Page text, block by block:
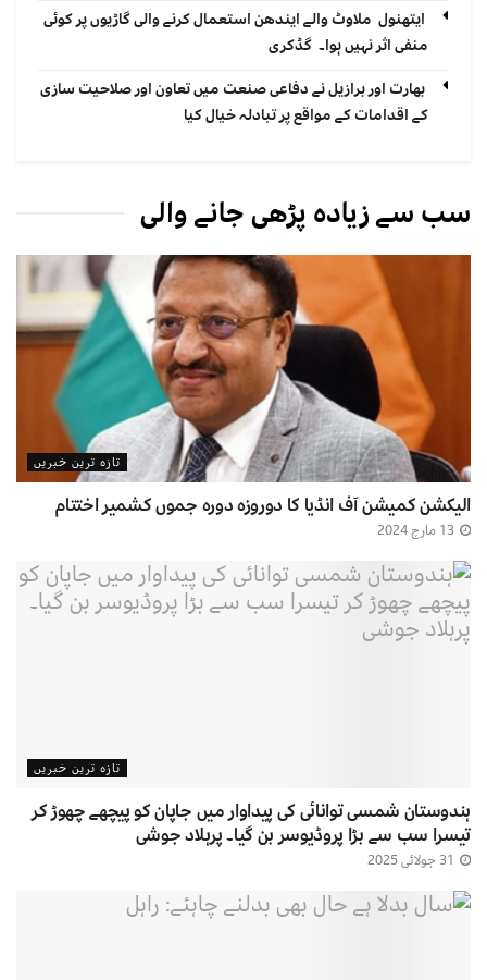
ایتھنول ملاوٹ والے ایندھن استعمال کرنے والی گاڑیوں پر کوئی
منفی اثر نہیں ہوا۔ گڈکری
بھارت اور برازیل نے دفاعی صنعت میں تعاون اور صلاحیت سازی
کے اقدامات کے مواقع پر تبادلہ خیال کیا
سب سے زیادہ پڑھی جانے والی
تازہ ترین خبریں
الیکشن کمیشن آف انڈیا کا دوروزہ دورہ جموں کشمیر اختتام
تازہ ترین خبریں
ہندوستان شمسی توانائی کی پیداوار میں جاپان کو پیچھے چھوڑ کر
تیسرا سب سے بڑا پروڈیوسر بن گیا۔ پرہلاد جوشی